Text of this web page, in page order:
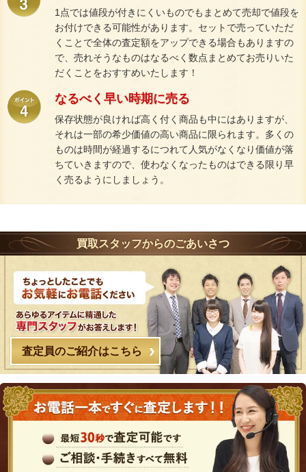
1点では値段が付きにくいものでもまとめて売却で値段を
お付けできる可能性があります。セットで売っていただ
くことで全体の査定額をアップできる場合もありますの
で、売れそうなものはなるべく数点まとめてお売りいた
だくことをおすすめいたします！
なるべく早い時期に売る
保存状態が良ければ高く付く商品も中にはありますが、
それは一部の希少価値の高い商品に限られます。多くの
ものは時間が経過するにつれて人気がなくなり価値が落
ちていきますので、使わなくなったものはできる限り早
く売るようにしましょう。
買取スタッフからのごあいさつ
査定員のご紹介はこちら